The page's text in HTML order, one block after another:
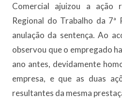
Comercial ajuizou a ação
Regional do Trabalho da 7ª
anulação da sentença. Ao
observou que o empregado
ano antes, devidamente
empresa, e que as duas
resultantes da mesma